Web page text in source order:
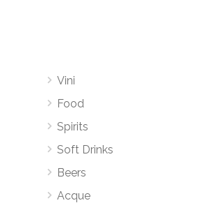
Vini
Food
Spirits
Soft Drinks
Beers
Acque